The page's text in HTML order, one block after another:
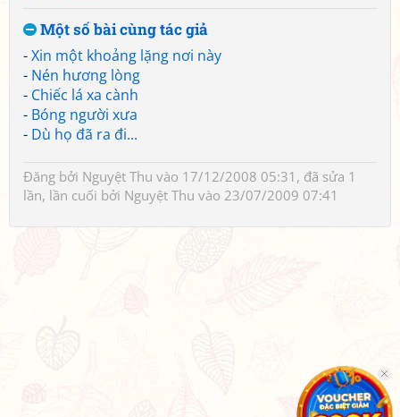
Một số bài cùng tác giả
-Xin một khoảng lặng nơi này
- Nén hương lòng
- Chiếc lá xa cành
- Bóng người xưa
- Dù họ đã ra đi...
Đăng bởi Nguyệt Thu vào 17/12/2008 05:31, đã sửa 1
lần, lần cuối bởi Nguyệt Thu vào 23/07/2009 07:41